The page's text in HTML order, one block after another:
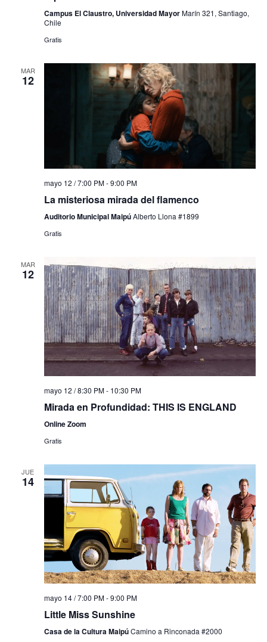
Campus El Claustro, Universidad MayorMarín 321, Santiago,
Chile
Gratis
MAR
12
mayo 12 / 7:00 PM-9:00 PM
La misteriosa mirada del flamenco
Auditorio Municipal MaipúAlberto Llona #1899
Gratis
MAR
12
mayo 12 / 8:30 PM- 10:30 PM
Mirada en Profundidad: THIS IS ENGLAND
Online Zoom
Gratis
JUE
14
mayo 14 / 7:00 PM-9:00 PM
Little Miss Sunshine
Casa de la Cultura MaipúCamino a Rinconada #2000